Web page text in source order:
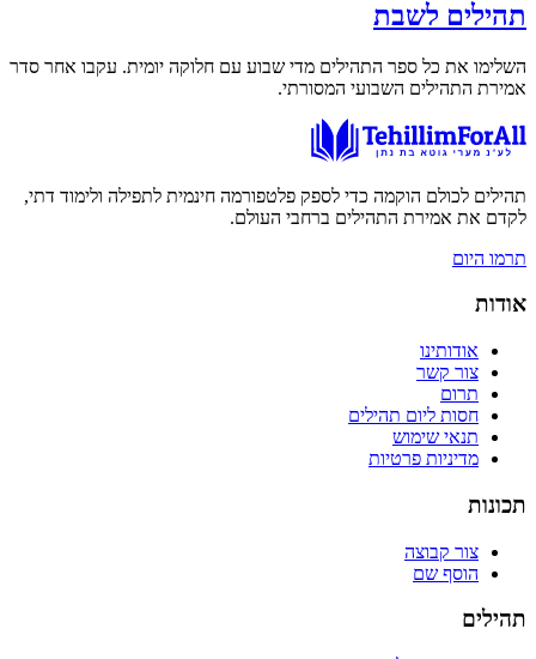
תהילים לשבת
השלימו את כל ספר התהילים מדי שבוע עם חלוקה יומית. עקבו אחר סדר
אמירת התהילים השבועי המסורתי.
תהילים לכולם הוקמה כדי לספק פלטפורמה חינמית לתפילה ולימוד דתי,
לקדם את אמירת התהילים ברחבי העולם.
תרמו היום
אודות
אודותינו
צור קשר
תרום
חסות ליום תהילים
תנאי שימוש
מדיניות פרטיות
תכונות
צור קבוצה
הוסף שם
תהילים